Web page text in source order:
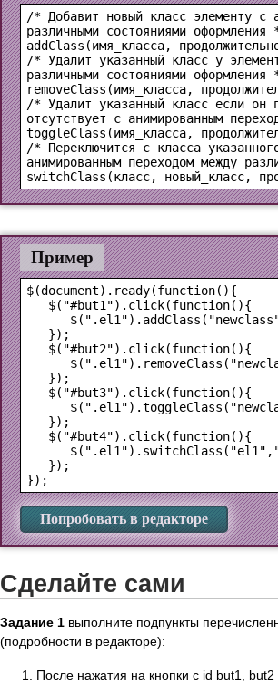
/* Добавит новый класс элементу с
addClass(имя_класса,
/* Удалит указанный класс у
removeClass(имя_класса,
/* Удалит указанный класс если он
toggleClass(имя_класса,
/* Переключится с класса
switchClass(класс, новый_класс,
Пример
$(document).ready(function(){
   $("#but1").click(function(){
   });
   $("#but2").click(function(){
   });
   $("#but3").click(function(){
   });
   $("#but4").click(function(){
   });
Попробовать в редакторе
Сделайте сами
Задание 1 выполните подпункты
(подробности в редакторе):
После нажатия на кнопки с id but1,